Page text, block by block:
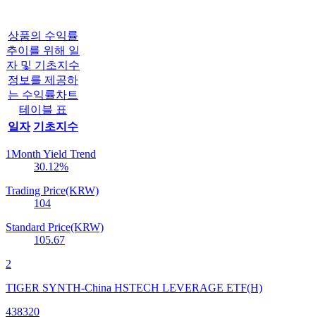
상품의 수익률
추이를 위해 일
자 및 기초지수
정보를 제공하
는 수익률차트
테이블 표
일자 기초지수
1Month Yield Trend
30.12%
Trading Price(KRW)
104
Standard Price(KRW)
105.67
2
TIGER SYNTH-China HSTECH LEVERAGE ETF(H)
438320